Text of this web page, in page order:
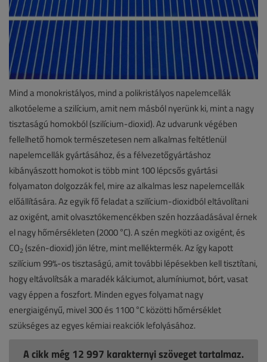
Mind a monokristályos, mind a polikristályos napelemcellák
alkotóeleme a szilícium, amit nem másból nyerünk ki, mint a nagy
tisztaságú homokból (szilícium-dioxid). Az udvarunk végében
fellelhető homok természetesen nem alkalmas feltétlenül
napelemcellák gyártásához, és a félvezetőgyártáshoz
kibányászott homokot is több mint 100 lépcsős gyártási
folyamaton dolgozzák fel, mire az alkalmas lesz napelemcellák
előállítására. Az egyik fő feladat a szilícium-dioxidból eltávolítani
az oxigént, amit olvasztókemencékben szén hozzáadásával érnek
el nagy hőmérsékleten (2000 °C). A szén megköti az oxigént, és
CO2 (szén-dioxid) jön létre, mint melléktermék. Az így kapott
szilícium 99%-os tisztaságú, amit további lépésekben kell tisztítani,
hogy eltávolítsák a maradék kálciumot, alumíniumot, bórt, vasat
vagy éppen a foszfort. Minden egyes folyamat nagy
energiaigényű, mivel 300 és 1100 °C közötti hőmérséklet
szükséges az egyes kémiai reakciók lefolyásához.
A cikk még 12 997 karakternyi szöveget tartalmaz.